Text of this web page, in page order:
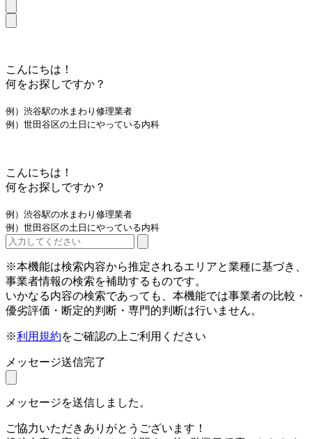
こんにちは！
何をお探しですか？
例）渋谷駅の水まわり修理業者
例）世田谷区の土日にやっている内科
こんにちは！
何をお探しですか？
例）渋谷駅の水まわり修理業者
例）世田谷区の土日にやっている内科
※本機能は検索内容から推定されるエリアと業種に基づき、
事業者情報の検索を補助するものです。
いかなる内容の検索であっても、本機能では事業者の比較・
優劣評価・断定的判断・専門的判断は行いません。
※利用規約をご確認の上ご利用ください
メッセージ送信完了
メッセージを送信しました。
ご協力いただきありがとうございます！